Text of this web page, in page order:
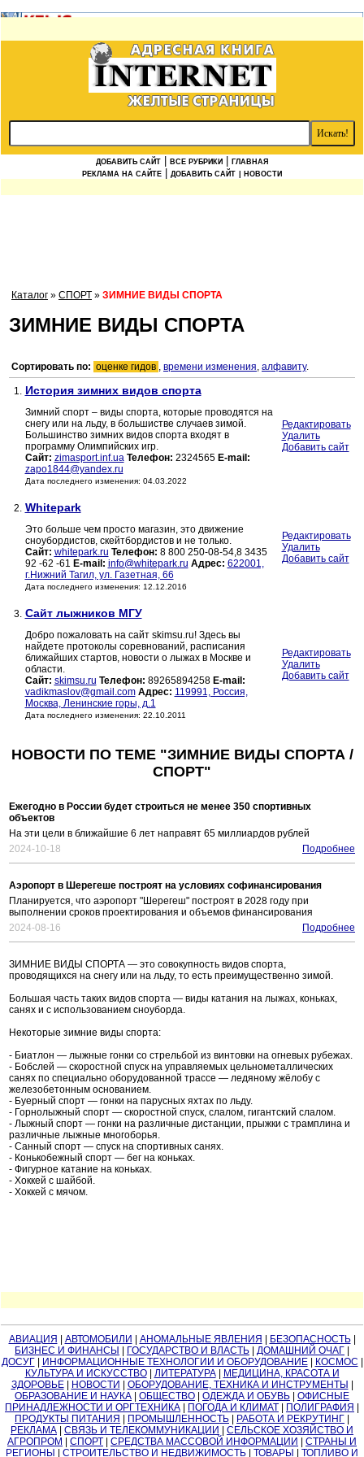
ДОБАВИТЬ САЙТ ВСЕ РУБРИКИ
ГЛАВНАЯ
РЕКЛАМА НА САЙТЕ
ДОБАВИТЬ САЙТ | НОВОСТИ
Каталог » СПОРТ » ЗИМНИЕ ВИДЫ СПОРТА
ЗИМНИЕ ВИДЫ СПОРТА
Сортировать по: оценке гидов , времени изменения, алфавиту.
1. История зимних видов спорта
Зимний спорт – виды спорта, которые проводятся на
снегу или на льду, в большистве случаев зимой.
Большинство зимних видов спорта входят в
программу Олимпийских игр.
Сайт: zimasport.inf.ua Телефон: 2324565 E-mail:
zapo1844@yandex.ru
Дата последнего изменения: 04.03.2022
Редактировать
Удалить
Добавить сайт
2. Whitepark
Это больше чем просто магазин, это движение
сноубордистов, скейтбордистов и не только.
Сайт: whitepark.ru Телефон: 8 800 250-08-54,8 3435
92 -62 -61 E-mail: info@whitepark.ru Адрес: 622001,
г.Нижний Тагил, ул. Газетная, 66
Дата последнего изменения: 12.12.2016
Редактировать
Удалить
Добавить сайт
3. Сайт лыжников МГУ
Добро пожаловать на сайт skimsu.ru! Здесь вы
найдете протоколы соревнований, расписания
ближайших стартов, новости о лыжах в Москве и
области.
Сайт: skimsu.ru Телефон: 89265894258 E-mail:
vadikmaslov@gmail.com Адрес: 119991, Россия,
Москва, Ленинские горы, д.1
Дата последнего изменения: 22.10.2011
Редактировать
Удалить
Добавить сайт
НОВОСТИ ПО ТЕМЕ "ЗИМНИЕ ВИДЫ СПОРТА /
СПОРТ"
Ежегодно в России будет строиться не менее 350 спортивных
объектов
На эти цели в ближайшие 6 лет направят 65 миллиардов рублей
2024-10-18
Подробнее
Аэропорт в Шерегеше построят на условиях софинансирования
Планируется, что аэропорт "Шерегеш" построят в 2028 году при
выполнении сроков проектирования и объемов финансирования
2024-08-16
Подробнее
ЗИМНИЕ ВИДЫ СПОРТА — это совокупность видов спорта,
проводящихся на снегу или на льду, то есть преимущественно зимой.
Большая часть таких видов спорта — виды катания на лыжах, коньках,
санях и с использованием сноуборда.
Некоторые зимние виды спорта:
- Биатлон — лыжные гонки со стрельбой из винтовки на огневых рубежах.
- Бобслей — скоростной спуск на управляемых цельнометаллических
санях по специально оборудованной трассе — ледяному жёлобу с
железобетонным основанием.
- Буерный спорт — гонки на парусных яхтах по льду.
- Горнолыжный спорт — скоростной спуск, слалом, гигантский слалом.
- Лыжный спорт — гонки на различные дистанции, прыжки с трамплина и
различные лыжные многоборья.
- Санный спорт — спуск на спортивных санях.
- Конькобежный спорт — бег на коньках.
- Фигурное катание на коньках.
- Хоккей с шайбой.
- Хоккей с мячом.
АВИАЦИЯ АВТОМОБИЛИ АНОМАЛЬНЫЕ ЯВЛЕНИЯ БЕЗОПАСНОСТЬ|
БИЗНЕС И ФИНАНСЫ
ГОСУДАРСТВО И ВЛАСТЬ ДОМАШНИЙ ОЧАГ
ДОСУГ| ИНФОРМАЦИОННЫЕ ТЕХНОЛОГИИ И ОБОРУДОВАНИЕ| КОСМОС
КУЛЬТУРА И ИСКУССТВО| ЛИТЕРАТУРА|
МЕДИЦИНА, КРАСОТА И
ЗДОРОВЬЕ| НОВОСТИ ОБОРУДОВАНИЕ, ТЕХНИКА И ИНСТРУМЕНТЫ
ОБРАЗОВАНИЕ И НАУКА
ОБЩЕСТВО ОДЕЖДА И ОБУВЬ
ОФИСНЫЕ
ПРИНАДЛЕЖНОСТИ И ОРГТЕХНИКА
ПОГОДА И КЛИМАТ ПОЛИГРАФИЯ
ПРОДУКТЫ ПИТАНИЯ
ПРОМЫШЛЕННОСТЬ РАБОТА И РЕКРУТИНГ
РЕКЛАМА
СВЯЗЬ И ТЕЛЕКОММУНИКАЦИИ
СЕЛЬСКОЕ ХОЗЯЙСТВО И
АГРОПРОМ
СПОРТ СРЕДСТВА МАССОВОЙ ИНФОРМАЦИИ
СТРАНЫ И
РЕГИОНЫ
СТРОИТЕЛЬСТВО И НЕДВИЖИМОСТЬ ТОВАРЫ ТОПЛИВО И